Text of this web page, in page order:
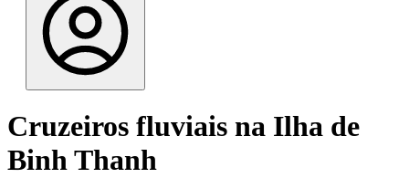
Cruzeiros fluviais na Ilha de
Binh Thanh